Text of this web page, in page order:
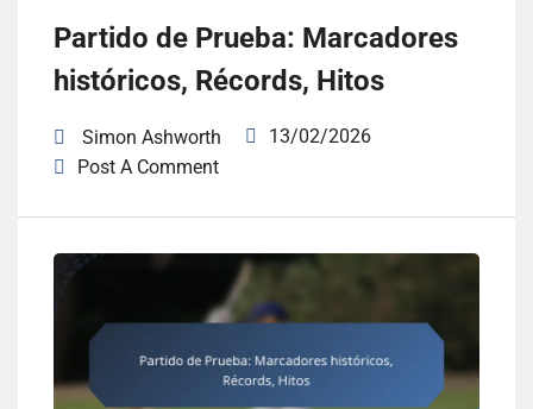
Partido de Prueba: Marcadores
históricos, Récords, Hitos
Simon Ashworth
13/02/2026
Post A Comment